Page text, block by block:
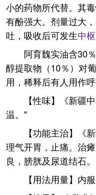
小的药物所代替。其
有酚强大。剂量过大
吐，吸收后可发生中枢
阿育魏实油含30
醇提取物（10％）对
用，稀释后有人用作
【性味】《新疆
温。"
【功能主治】《
理气开胃，止痛。治
良，膀胱及尿道结石
【用法用量】内